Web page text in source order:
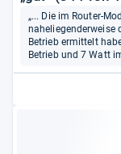
„... Die im Router-
naheliegenderweise
Betrieb ermittelt
Betrieb und 7 Watt